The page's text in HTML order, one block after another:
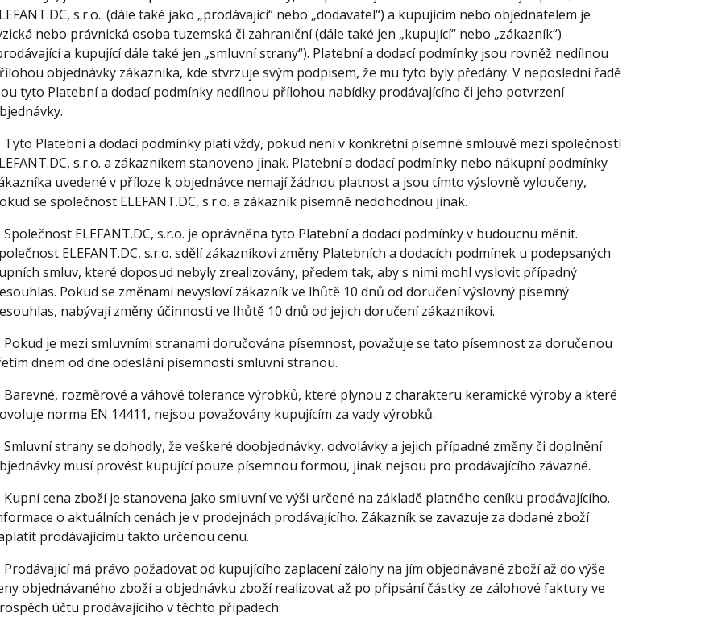
s.r.o.. (dále také jako „prodávající“ nebo „dodavatel“) a kupujícím nebo objednatelem je
nebo právnická osoba tuzemská či zahraniční (dále také jen „kupující“ nebo „zákazník“)
a kupující dále také jen „smluvní strany“). Platební a dodací podmínky jsou rovněž nedílnou
objednávky zákazníka, kde stvrzuje svým podpisem, že mu tyto byly předány. V neposlední řadě
tyto Platební a dodací podmínky nedílnou přílohou nabídky prodávajícího či jeho potvrzení
Tyto Platební a dodací podmínky platí vždy, pokud není v konkrétní písemné smlouvě mezi společností
s.r.o. a zákazníkem stanoveno jinak. Platební a dodací podmínky nebo nákupní podmínky
uvedené v příloze k objednávce nemají žádnou platnost a jsou tímto výslovně vyloučeny,
se společnost ELEFANT.DC, s.r.o. a zákazník písemně nedohodnou jinak.
Společnost ELEFANT.DC, s.r.o. je oprávněna tyto Platební a dodací podmínky v budoucnu měnit.
ELEFANT.DC, s.r.o. sdělí zákazníkovi změny Platebních a dodacích podmínek u podepsaných
smluv, které doposud nebyly zrealizovány, předem tak, aby s nimi mohl vyslovit případný
Pokud se změnami nevysloví zákazník ve lhůtě 10 dnů od doručení výslovný písemný
nabývají změny účinnosti ve lhůtě 10 dnů od jejich doručení zákazníkovi.
Pokud je mezi smluvními stranami doručována písemnost, považuje se tato písemnost za doručenou
dnem od dne odeslání písemnosti smluvní stranou.
Barevné, rozměrové a váhové tolerance výrobků, které plynou z charakteru keramické výroby a které
norma EN 14411, nejsou považovány kupujícím za vady výrobků.
Smluvní strany se dohodly, že veškeré doobjednávky, odvolávky a jejich případné změny či doplnění
musí provést kupující pouze písemnou formou, jinak nejsou pro prodávajícího závazné.
Kupní cena zboží je stanovena jako smluvní ve výši určené na základě platného ceníku prodávajícího.
o aktuálních cenách je v prodejnách prodávajícího. Zákazník se zavazuje za dodané zboží
prodávajícímu takto určenou cenu.
Prodávající má právo požadovat od kupujícího zaplacení zálohy na jím objednávané zboží až do výše
objednávaného zboží a objednávku zboží realizovat až po připsání částky ze zálohové faktury ve
účtu prodávajícího v těchto případech: